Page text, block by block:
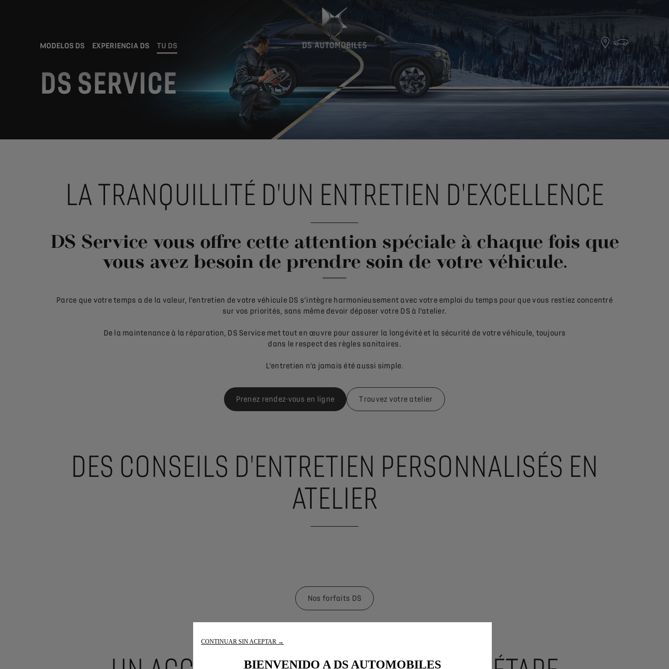
MODELOS DS EXPERIENCIA DS TU DS
DS SERVICE
LA TRANQUILLITÉ D'UN ENTRETIEN D'EXCELLENCE
DS Service vous offre cette attention spéciale à chaque fois que
vous avez besoin de prendre soin de votre véhicule.
Parce que votre temps a de la valeur, l’entretien de votre véhicule DS s’intègre harmonieusement avec votre emploi du temps pour que vous restiez concentré
sur vos priorités, sans même devoir déposer votre DS à l’atelier.
De la maintenance à la réparation, DS Service met tout en œuvre pour assurer la longévité et la sécurité de votre véhicule, toujours
dans le respect des règles sanitaires.
L’entretien n’a jamais été aussi simple.
Prenez rendez-vous en ligne Trouvez votre atelier
DES CONSEILS D'ENTRETIEN PERSONNALISÉS EN
ATELIER
Nos forfaits DS
CONTINUAR SIN ACEPTAR →
BIENVENIDO A DS AUTOMOBILES